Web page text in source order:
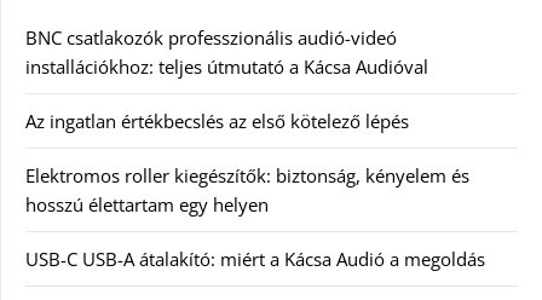
BNC csatlakozók professzionális audió-videó
installációkhoz: teljes útmutató a Kácsa Audióval
Az ingatlan értékbecslés az első kötelező lépés
Elektromos roller kiegészítők: biztonság, kényelem és
hosszú élettartam egy helyen
USB-C USB-A átalakító: miért a Kácsa Audió a megoldás